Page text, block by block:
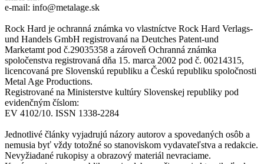
e-mail: info@metalage.sk
Rock Hard je ochranná známka vo vlastníctve Rock Hard Verlags-
und Handels GmbH registrovaná na Deutches Patent-und
Marketamt pod č.29035358 a zároveň Ochranná známka
spoločenstva registrovaná dňa 15. marca 2002 pod č. 00214315,
licencovaná pre Slovenskú republiku a Českú republiku spoločnosti
Metal Age Productions.
Registrované na Ministerstve kultúry Slovenskej republiky pod
evidenčným číslom:
EV 4102/10. ISSN 1338-2284
Jednotlivé články vyjadrujú názory autorov a spovedaných osôb a
nemusia byť vždy totožné so stanoviskom vydavateľstva a redakcie.
Nevyžiadané rukopisy a obrazový materiál nevraciame.